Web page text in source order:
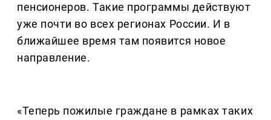
пенсионеров. Такие программы действуют
уже почти во всех регионах России. И в
ближайшее время там появится новое
направление.
«Теперь пожилые граждане в рамках таких